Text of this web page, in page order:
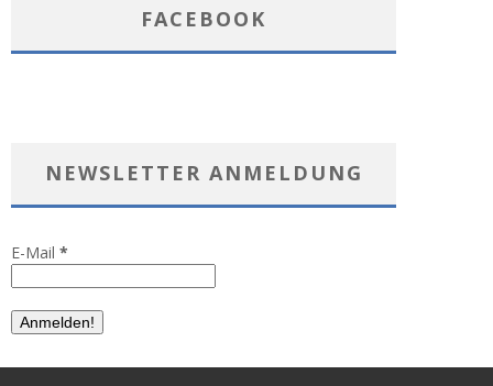
FACEBOOK
NEWSLETTER ANMELDUNG
E-Mail *